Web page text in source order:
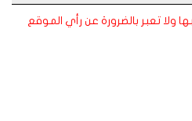
ولا تعبر بالضرورة عن رأي الموقع